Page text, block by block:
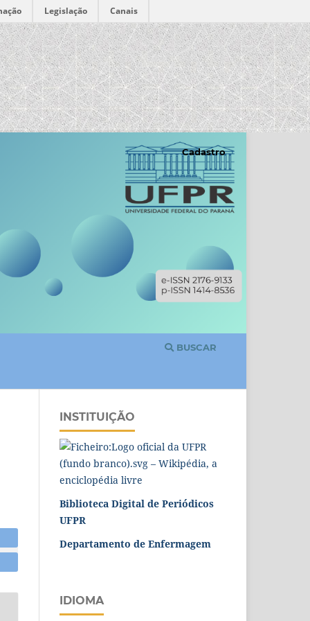
Legislação Canais
BUSCAR
Cadastro
INSTITUIÇÃO
Biblioteca Digital de Periódicos
UFPR
Departamento de Enfermagem
IDIOMA